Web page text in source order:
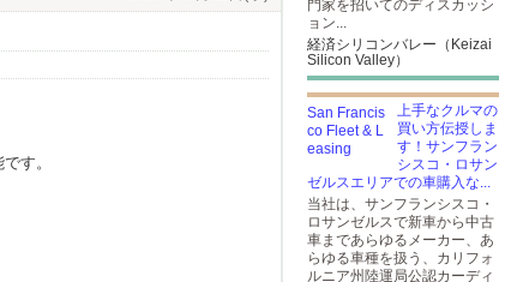
す。
門家を招いてのディスカッシ
ョン...
経済シリコンバレー（Keizai
Silicon Valley）
上手なクルマの
買い方伝授しま
す！サンフラン
シスコ・ロサン
ゼルスエリアでの車購入な...
当社は、サンフランシスコ・
ロサンゼルスで新車から中古
車まであらゆるメーカー、あ
らゆる車種を扱う、カリフォ
ルニア州陸運局公認カーディ